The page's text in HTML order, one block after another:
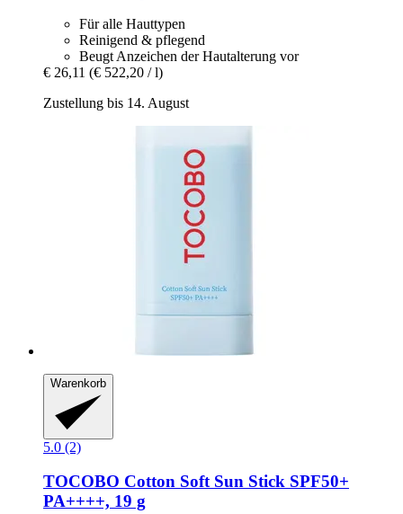
Für alle Hauttypen
Reinigend & pflegend
Beugt Anzeichen der Hautalterung vor
€ 26,11 (€ 522,20 / l)
Zustellung bis 14. August
Warenkorb
5.0 (2)
TOCOBO Cotton Soft Sun Stick SPF50+
PA++++, 19 g